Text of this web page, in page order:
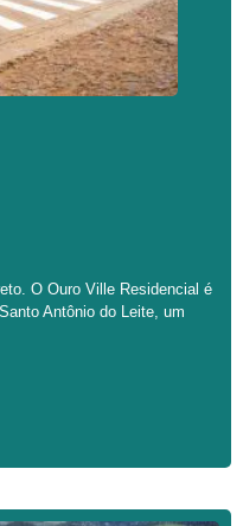
O Ouro Ville Residencial é
Antônio do Leite, um